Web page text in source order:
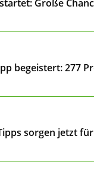
Große
begeistert: 277
sorgen jetzt